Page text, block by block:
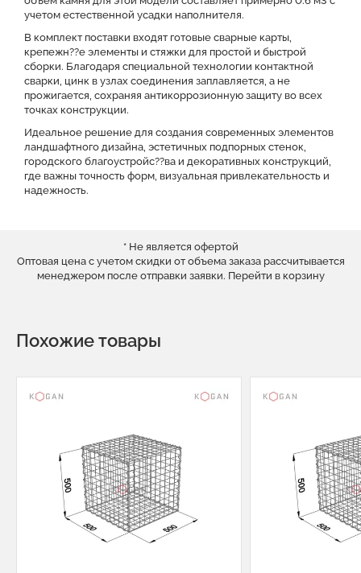
учетом естественной усадки наполнителя.
В комплект поставки входят готовые сварные карты,
крепежн??е элементы и стяжки для простой и быстрой
сборки. Благодаря специальной технологии контактной
сварки, цинк в узлах соединения заплавляется, а не
прожигается, сохраняя антикоррозионную защиту во всех
точках конструкции.
Идеальное решение для создания современных элементов
ландшафтного дизайна, эстетичных подпорных стенок,
городского благоустройс??ва и декоративных конструкций,
где важны точность форм, визуальная привлекательность и
надежность.
* Не является офертой
Оптовая цена с учетом скидки от объема заказа рассчитывается
менеджером после отправки заявки. Перейти в корзину
Похожие товары